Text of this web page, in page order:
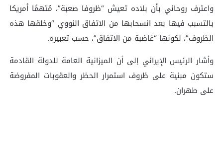
واعترف روحاني بأن بلاده تعيش “ظروفا صعبة”، مُتهمًا أمريكا
بالتسبب فيها بعد انسحابها من الاتفاق النووي “وخلقها هذه
الظروف”، لكونها “غاضبة من الاتفاق”، حسب تعبيره.
وأشار الرئيس الإيراني إلى أن الميزانية العامة للدولة القادمة
ستكون مبنية على ظروف استمرار الحظر والعقوبات المفروضة
على طهران.